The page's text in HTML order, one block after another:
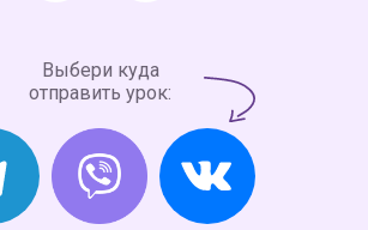
Выбери куда
отправить урок: